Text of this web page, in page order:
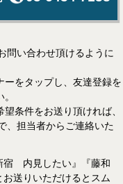
問い合わせ頂けるように
ーをタップし、友達登録を
条件をお送り頂ければ、
、担当者からご連絡いた
宿 内見したい』『藤和
送りいただけるとスム